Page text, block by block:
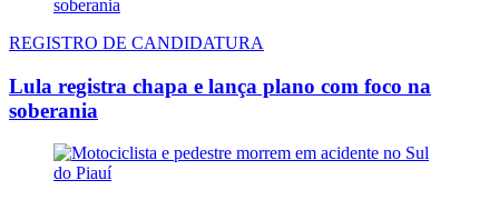
REGISTRO DE CANDIDATURA
Lula registra chapa e lança plano com foco na
soberania